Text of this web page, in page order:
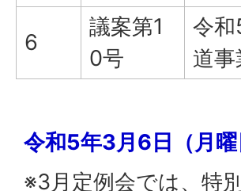
6
議案第1
0号
令
道
令和5年3月6日（月曜
※3月定例会では、特